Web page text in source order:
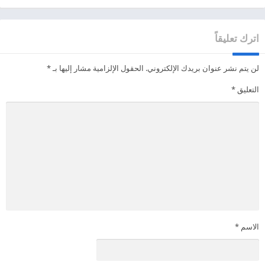
اترك تعليقاً
لن يتم نشر عنوان بريدك الإلكتروني. الحقول الإلزامية مشار إليها بـ*
التعليق *
الاسم *